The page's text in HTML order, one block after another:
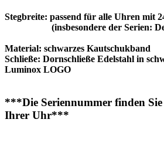
Stegbreite: passend für alle Uhren mit
(insbesondere der Serien:
Material: schwarzes Kautschukband
Schließe: Dornschließe Edelstahl in
Luminox LOGO
***Die Seriennummer finden
Ihrer Uhr***